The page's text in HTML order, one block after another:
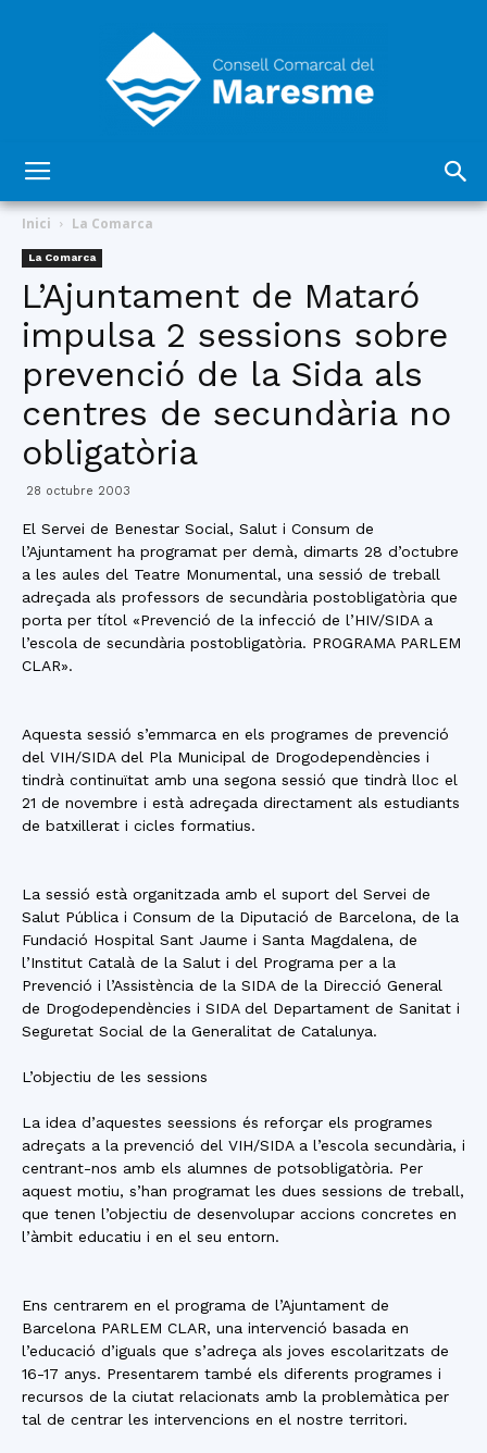
Comarcal
del
Inici La Comarca
La Comarca
L’Ajuntament de Mataró
impulsa 2 sessions sobre
prevenció de la Sida als
centres de secundària no
obligatòria
28 octubre 2003
El Servei de Benestar Social, Salut i Consum de
l’Ajuntament ha programat per demà, dimarts 28 d’octubre
a les aules del Teatre Monumental, una sessió de treball
adreçada als professors de secundària postobligatòria que
porta per títol «Prevenció de la infecció de l’HIV/SIDA a
l’escola de secundària postobligatòria. PROGRAMA PARLEM
CLAR».
Aquesta sessió s’emmarca en els programes de prevenció
del VIH/SIDA del Pla Municipal de Drogodependències i
tindrà continuïtat amb una segona sessió que tindrà lloc el
21 de novembre i està adreçada directament als estudiants
de batxillerat i cicles formatius.
La sessió està organitzada amb el suport del Servei de
Salut Pública i Consum de la Diputació de Barcelona, de la
Fundació Hospital Sant Jaume i Santa Magdalena, de
l’Institut Català de la Salut i del Programa per a la
Prevenció i l’Assistència de la SIDA de la Direcció General
de Drogodependències i SIDA del Departament de Sanitat i
Seguretat Social de la Generalitat de Catalunya.
L’objectiu de les sessions
La idea d’aquestes seessions és reforçar els programes
adreçats a la prevenció del VIH/SIDA a l’escola secundària, i
centrant-nos amb els alumnes de potsobligatòria. Per
aquest motiu, s’han programat les dues sessions de treball,
que tenen l’objectiu de desenvolupar accions concretes en
l’àmbit educatiu i en el seu entorn.
Ens centrarem en el programa de l’Ajuntament de
Barcelona PARLEM CLAR, una intervenció basada en
l’educació d’iguals que s’adreça als joves escolaritzats de
16-17 anys. Presentarem també els diferents programes i
recursos de la ciutat relacionats amb la problemàtica per
tal de centrar les intervencions en el nostre territori.